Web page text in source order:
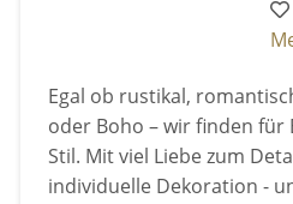
Egal ob rustikal,
oder Boho – wir finden für
Stil. Mit viel Liebe zum
individuelle Dekoration -